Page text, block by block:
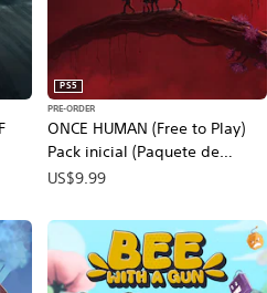
ONCE HUMAN (Free to Play)
Pack inicial (Paquete de
reserva)
PS5
PRE-ORDER
US$9.99